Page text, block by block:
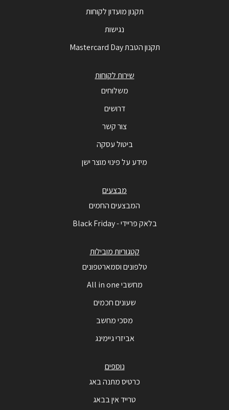
תקנון מועדון לקוחות
נגישות
תקנון הטבת Mastercard Day
שירות לקוחות
משלוחים
דרושים
צור קשר
ביטול עסקה
מידע על פינוי מוצר ישן
מבצעים
המבצעים החמים
בלאק פריידי - Black Friday
קטגוריות מובילות
טלפונים וסמארטפונים
מחשבי All in one
שעונים חכמים
מסכי מחשב
אביזרי גיימינג
נוספים
כרטיס מתנה באג
טרייד אין בבאג